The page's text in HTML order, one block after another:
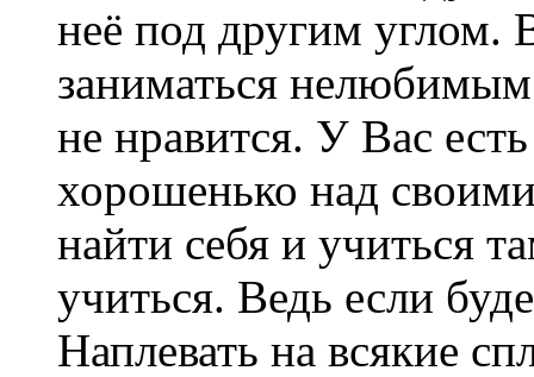
неё под другим углом.
заниматься
не нравится. У Вас
хорошенько над
найти себя и учиться
учиться. Ведь если
Наплевать на всякие